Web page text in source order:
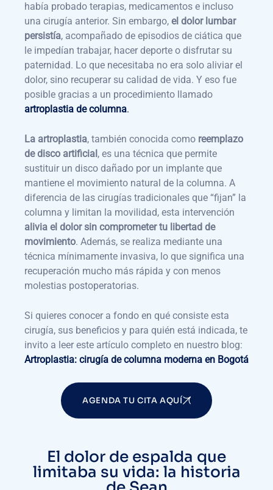
había probado terapias, medicamentos e incluso
una cirugía anterior. Sin embargo, el dolor lumbar
persistía, acompañado de episodios de ciática que
le impedían trabajar, hacer deporte o disfrutar su
paternidad. Lo que necesitaba no era solo aliviar el
dolor, sino recuperar su calidad de vida. Y eso fue
posible gracias a un procedimiento llamado
artroplastia de columna.
La artroplastia, también conocida como reemplazo
de disco artificial, es una técnica que permite
sustituir un disco dañado por un implante que
mantiene el movimiento natural de la columna. A
diferencia de las cirugías tradicionales que “fijan” la
columna y limitan la movilidad, esta intervención
alivia el dolor sin comprometer tu libertad de
movimiento. Además, se realiza mediante una
técnica mínimamente invasiva, lo que significa una
recuperación mucho más rápida y con menos
molestias postoperatorias.
Si quieres conocer a fondo en qué consiste esta
cirugía, sus beneficios y para quién está indicada, te
invito a leer este artículo completo en nuestro blog:
Artroplastia: cirugía de columna moderna en Bogotá
AGENDA TU CITA AQUÍ
El dolor de espalda que
limitaba su vida: la historia